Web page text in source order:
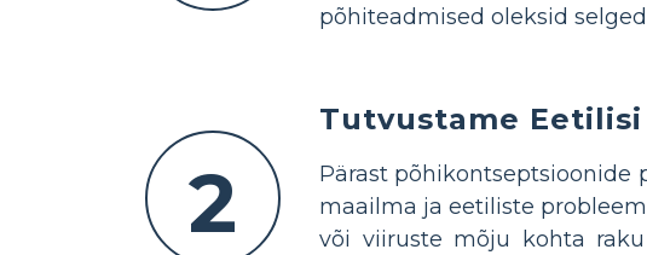
põhiteadmised oleksid
2
Tutvustame
Pärast põhikontseptsioonide
maailma ja eetiliste
või viiruste mõju kohta